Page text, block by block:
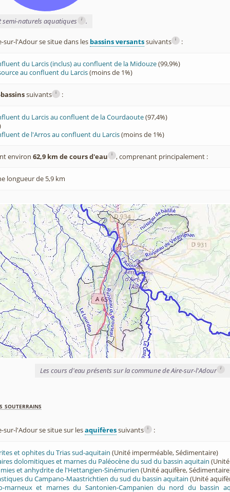
semi-naturels aquatiques i .
sur-l'Adour se situe dans les bassins versantssuivants i :
du Larcis (inclus) au confluent de la Midouze(99,9%)
au confluent du Larcis(moins de 1%)
suivants i :
du Larcis au confluent de la Courdaoute(97,4%)
de l'Arros au confluent du Larcis(moins de 1%)
environ 62,9 km de cours d'eau i , comprenant principalement :
longueur de 5,9 km
Les cours d'eau présents sur la commune de Aire-sur-l'Adour i
souterrains
sur-l'Adour se situe sur lesaquifèressuivants i :
et ophites du Trias sud-aquitain (Unité imperméable, Sédimentaire)
dolomitiques et marnes du Paléocène du sud du bassin aquitain
et anhydrite de l'Hettangien-Sinémurien (Unité aquifère,
du Campano-Maastrichtien du sud du bassin aquitain (Unité
marneux et marnes du Santonien-Campanien du nord du bassin